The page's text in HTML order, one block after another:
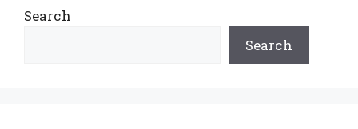
Search
Search